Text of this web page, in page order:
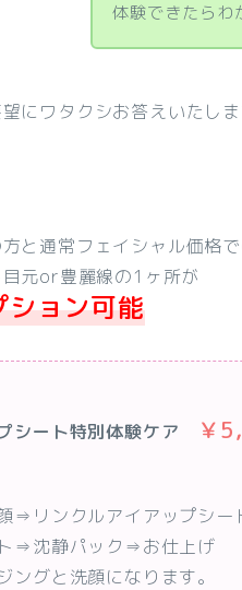
体験できたらわ
にワタクシお答えいたし
と通常フェイシャル価格
元or豊麗線の1ヶ所が
ョン可能
シート特別体験ケア
￥
⇒リンクルアイアップシ
⇒沈静パック⇒お仕上げ
グと洗顔になります。